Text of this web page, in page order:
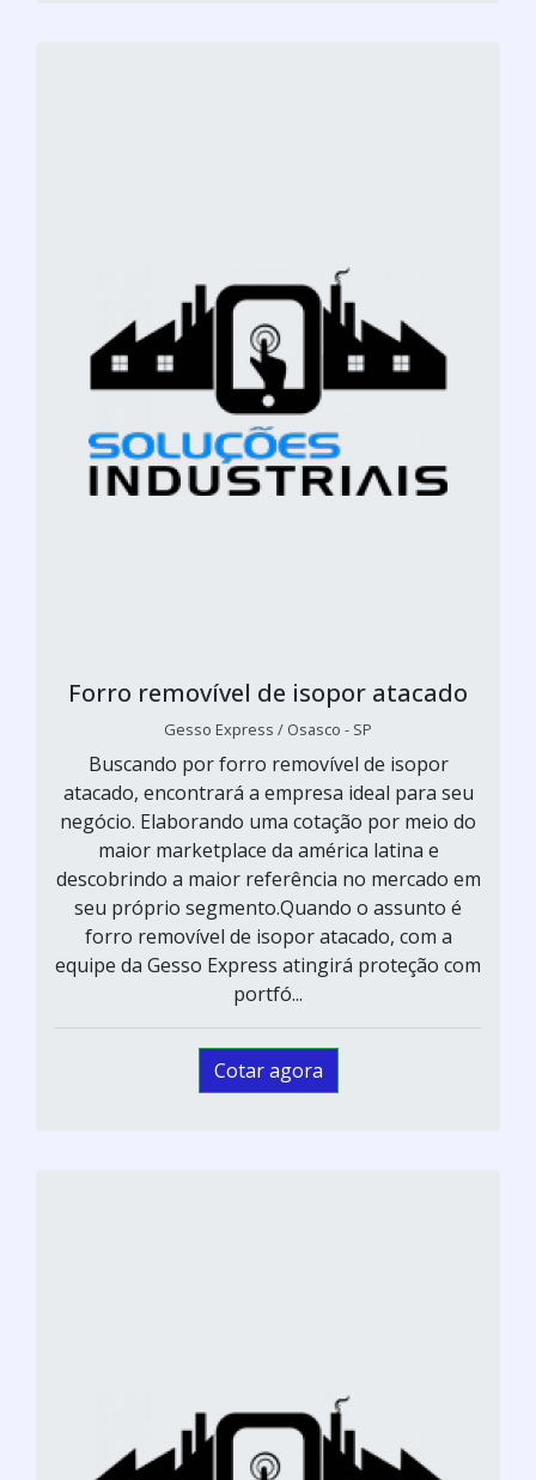
Forro removível de isopor atacado
Gesso Express / Osasco - SP
Buscando por forro removível de isopor
atacado, encontrará a empresa ideal para seu
negócio. Elaborando uma cotação por meio do
maior marketplace da américa latina e
descobrindo a maior referência no mercado em
seu próprio segmento.Quando o assunto é
forro removível de isopor atacado, com a
equipe da Gesso Express atingirá proteção com
portfó...
Cotar agora